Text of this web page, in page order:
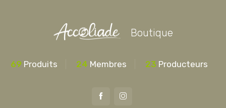
Boutique
69 Produits 24 Membres 23 Producteurs